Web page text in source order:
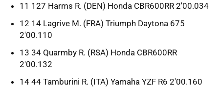
11 127 Harms R. (DEN) Honda CBR600RR 2'00.034
12 14 Lagrive M. (FRA) Triumph Daytona 675
2'00.110
13 34 Quarmby R. (RSA) Honda CBR600RR
2'00.132
14 44 Tamburini R. (ITA) Yamaha YZF R6 2'00.160